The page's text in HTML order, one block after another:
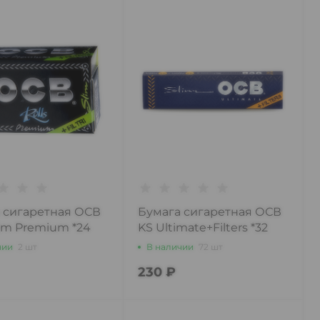
сигаретная ОСВ
Premium *24
Бумага сигаретная ОСВ
KS Ultimate+Filters *32
В наличии
230 ₽